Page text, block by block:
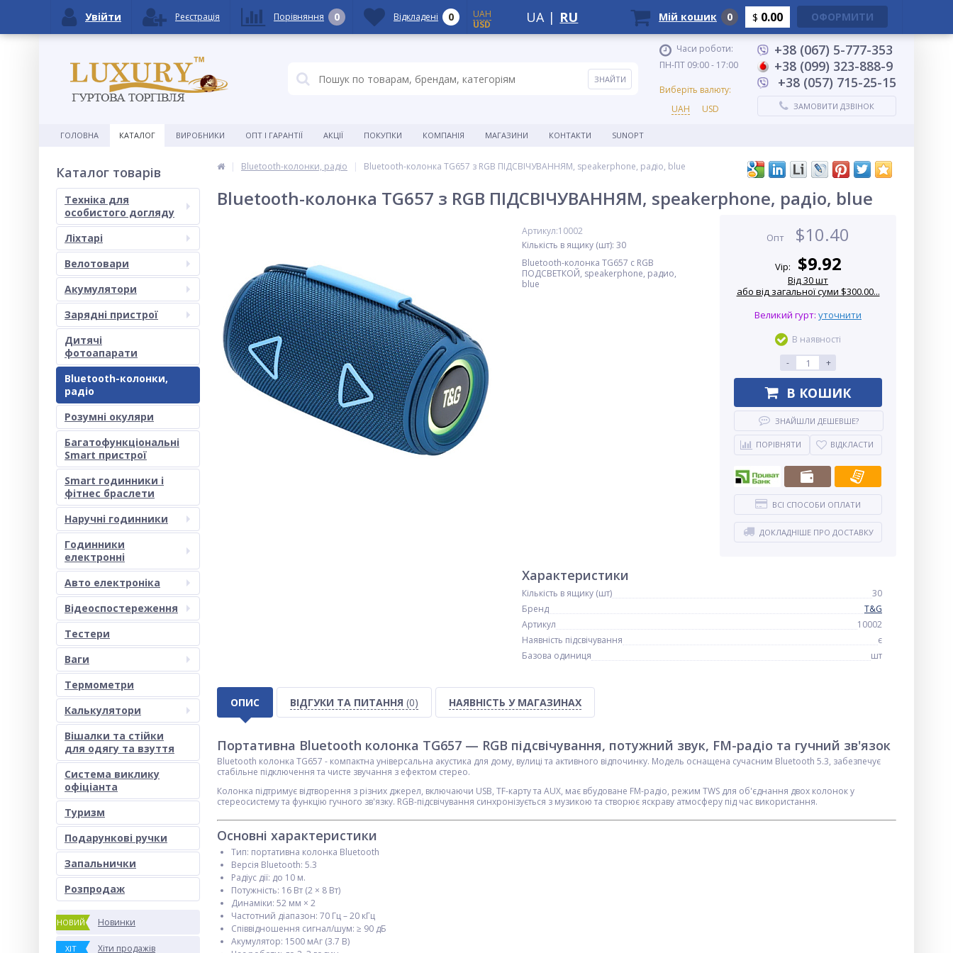
Часи роботи:
ПН-ПТ 09:00 - 17:00
Виберіть валюту:
UAH
USD
+38 (067) 5-777-353
+38 (099) 323-888-9
+38 (057) 715-25-15
ЗАМОВИТИ ДЗВІНОК
ГОЛОВНА КАТАЛОГ ВИРОБНИКИ ОПТ І ГАРАНТІЇ АКЦІЇ ПОКУПКИ КОМПАНІЯ МАГАЗИНИ КОНТАКТИ SUNOPT
Каталог товарів
Техніка для
особистого догляду
Ліхтарі
Велотовари
Акумулятори
Зарядні пристрої
Дитячі
фотоапарати
Bluetooth-колонки,
радіо
Розумні окуляри
Багатофункціональні
Smart пристрої
Smart годинники і
фітнес браслети
Наручні годинники
Годинники
електронні
Авто електроніка
Відеоспостереження
Тестери
Ваги
Термометри
Калькулятори
Вішалки та стійки
для одягу та взуття
Система виклику
офіціанта
Туризм
Подарункові ручки
Запальнички
Розпродаж
НОВИЙ Новинки
ХІТ Хіти продажів
Bluetooth-колонки, радіо Bluetooth-колонка TG657 з RGB ПІДСВІЧУВАННЯМ, speakerphone, радіо, blue
Bluetooth-колонка TG657 з RGB ПІДСВІЧУВАННЯМ, speakerphone, радіо, blue
Артикул:10002
Кількість в ящику (шт): 30
Bluetooth-колонка TG657 с RGB
ПОДСВЕТКОЙ, speakerphone, радио,
blue
Опт $10.40
Vip: $9.92
Від 30 шт
або від загальної суми $300.00...
Великий гурт: уточнити
В наявності
-
+
В КОШИК
ЗНАЙШЛИ ДЕШЕВШЕ?
ПОРІВНЯТИ ВІДКЛАСТИ
ВСІ СПОСОБИ ОПЛАТИ
ДОКЛАДНІШЕ ПРО ДОСТАВКУ
Характеристики
Кількість в ящику (шт)
30
Бренд
T&G
Артикул
10002
Наявність підсвічування
є
Базова одиниця
шт
ОПИС ВІДГУКИ ТА ПИТАННЯ (0) НАЯВНІСТЬ У МАГАЗИНАХ
Портативна Bluetooth колонка TG657 — RGB підсвічування, потужний звук, FM-радіо та гучний зв'язок
Bluetooth колонка TG657 - компактна універсальна акустика для дому, вулиці та активного відпочинку. Модель оснащена сучасним Bluetooth 5.3, забезпечує
стабільне підключення та чисте звучання з ефектом стерео.
Колонка підтримує відтворення з різних джерел, включаючи USB, TF-карту та AUX, має вбудоване FM-радіо, режим TWS для об'єднання двох колонок у
стереосистему та функцію гучного зв'язку. RGB-підсвічування синхронізується з музикою та створює яскраву атмосферу під час використання.
Основні характеристики
Тип: портативна колонка Bluetooth
Версія Bluetooth: 5.3
Радіус дії: до 10 м.
Потужність: 16 Вт (2 × 8 Вт)
Динаміки: 52 мм × 2
Частотний діапазон: 70 Гц – 20 кГц
Співвідношення сигнал/шум: ≥ 90 дБ
Акумулятор: 1500 мАг (3.7 В)
Увійти Реєстрація Порівняння 0 Відкладені 0
UAH
USD
UA | RU Мій кошик 0 $ 0.00 ОФОРМИТИ